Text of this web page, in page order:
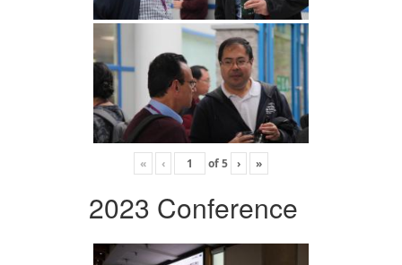
« ‹ of5 › »
2023 Conference